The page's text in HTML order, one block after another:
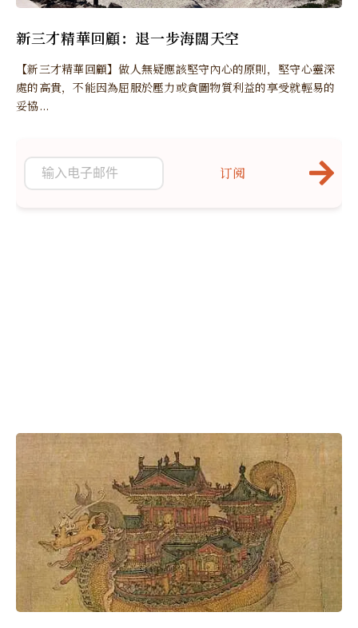
新三才精華回顧：退一步海闊天空
【新三才精華回顧】做人無疑應該堅守內心的原則，堅守心靈深
處的高貴，不能因為屈服於壓力或貪圖物質利益的享受就輕易的
妥協...
订阅